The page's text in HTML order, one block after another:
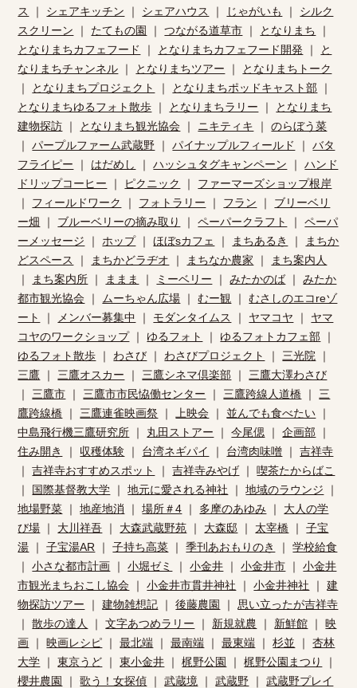
ス
｜ シェアキッチン ｜ シェアハウス ｜ じゃがいも ｜ シルク
スクリーン ｜ たてもの園 ｜つながる道草市 ｜ となりまち ｜
となりまちカフェフード
｜ となりまちカフェフード開発 ｜
と
なりまちチャンネル ｜ となりまちツアー ｜
となりまちトーク
｜
となりまちプロジェクト ｜ となりまちポッドキャスト部 ｜
となりまちゆるフォト散歩 ｜ となりまちラリー ｜
となりまち
建物探訪 ｜ となりまち観光協会 ｜ ニキティキ ｜のらぼう菜
｜パープルファーム武蔵野 ｜パイナップルフィールド ｜バタ
フライピー ｜ はだめし ｜ハッシュタグキャンペーン ｜ハンド
ドリップコーヒー ｜ ピクニック ｜ ファーマーズショップ根岸
｜ フィールドワーク ｜ フォトラリー ｜ フラン ｜ ブリーベリ
ー畑 ｜ ブルーベリーの摘み取り ｜ペーパークラフト ｜ペーパ
ーメッセージ ｜ ホップ｜ほぼsカフェ ｜ まちあるき ｜
まちか
どスペース
｜ まちかどラヂオ ｜ まちなか農家 ｜
まち案内人
｜
まち案内所 ｜ ままま ｜ ミーベリー ｜みたかのば ｜みたか
都市観光協会 ｜ ムーちゃん広場 ｜むー観 ｜むさしのエコreゾ
ート
｜ メンバー募集中 ｜ モダンタイムス ｜ ヤマコヤ ｜ ヤマ
コヤのワークショップ｜ ゆるフォト ｜ ゆるフォトカフェ部 ｜
ゆるフォト散歩 ｜ わさび ｜ わさびプロジェクト ｜ 三光院 ｜
三鷹 ｜ 三鷹オスカー ｜ 三鷹シネマ倶楽部 ｜ 三鷹大澤わさび
｜ 三鷹市 ｜ 三鷹市市民恊働センター ｜ 三鷹跨線人道橋 ｜ 三
鷹跨線橋 ｜ 三鷹連雀映画祭 ｜ 上映会 ｜ 並んでも食べたい ｜
中島飛行機三鷹研究所 ｜ 丸田ストアー ｜今尾偲 ｜企画部 ｜
住み開き
｜ 収穫体験 ｜ 台湾ネギパイ ｜ 台湾肉味噌 ｜吉祥寺
｜吉祥寺おすすめスポット ｜吉祥寺みやげ ｜喫茶たからばこ
｜
国際基督教大学 ｜地元に愛される神社 ｜地域のラウンジ ｜
地場野菜 ｜地産地消 ｜場所＃4 ｜ 多摩のあゆみ ｜ 大人の学
び場 ｜ 大川祥吾 ｜ 大森武蔵野苑 ｜ 大森邸 ｜ 太宰橋 ｜子宝
湯 ｜子宝湯AR ｜子持ち高菜 ｜季刊あおもりのき ｜学校給食
｜小さな都市計画 ｜小堀ゼミ ｜小金井 ｜小金井市 ｜小金井
市観光まちおこし協会 ｜小金井市貫井神社 ｜小金井神社 ｜建
物探訪ツアー ｜建物雑想記 ｜後藤農園 ｜ 思い立ったが吉祥寺
｜散歩の達人 ｜文字あつめラリー ｜ 新規就農 ｜ 新鮮館 ｜映
画 ｜映画レシピ ｜最北端 ｜最南端 ｜最東端 ｜杉並 ｜杏林
大学 ｜東京うど ｜東小金井 ｜梶野公園 ｜梶野公園まつり
｜
櫻井農園
｜歌う！女探偵 ｜武蔵境 ｜武蔵野 ｜武蔵野プレイ